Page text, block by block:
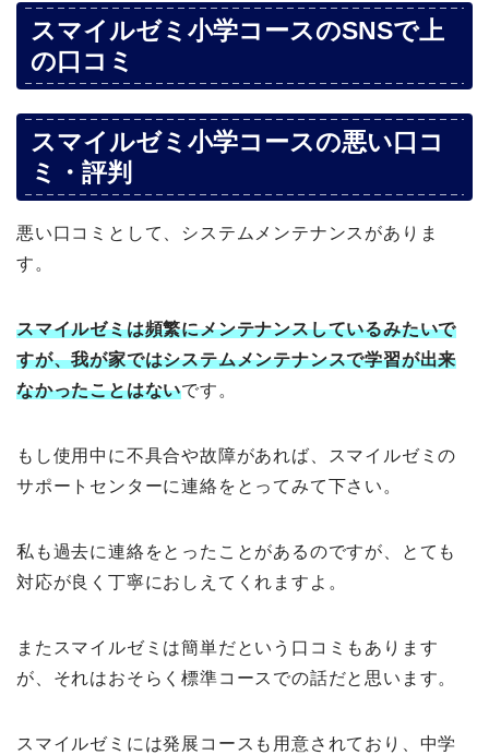
スマイルゼミ小学コースのSNSで上
の口コミ
スマイルゼミ小学コースの悪い口コ
ミ・評判
悪い口コミとして、システムメンテナンスがありま
す。
スマイルゼミは頻繁にメンテナンスしているみたいで
すが、我が家ではシステムメンテナンスで学習が出来
なかったことはないです。
もし使用中に不具合や故障があれば、スマイルゼミの
サポートセンターに連絡をとってみて下さい。
私も過去に連絡をとったことがあるのですが、とても
対応が良く丁寧におしえてくれますよ。
またスマイルゼミは簡単だという口コミもあります
が、それはおそらく標準コースでの話だと思います。
スマイルゼミには発展コースも用意されており、中学